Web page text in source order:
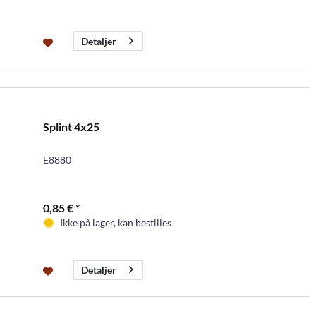
Detaljer
Splint 4x25
E8880
0,85 € *
Ikke på lager, kan bestilles
Detaljer